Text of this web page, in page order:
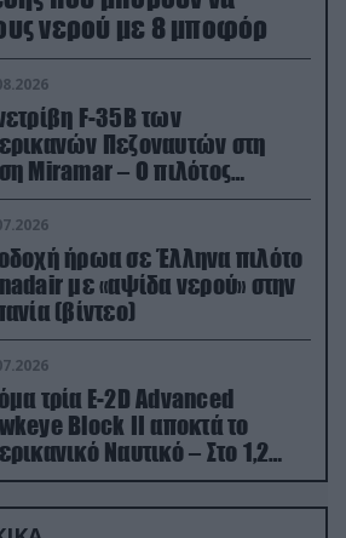
νερού με 8 μποφόρ
F-35B των
Πεζοναυτών στη
Miramar – Ο πιλότος
εγκαίρως
ήρωα σε Έλληνα πιλότο
με «αψίδα νερού» στην
(βίντεο)
τρία E-2D Advanced
Block II αποκτά το
Ναυτικό – Στο 1,2
το κόστος